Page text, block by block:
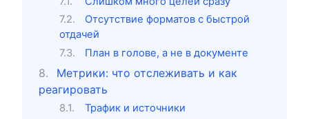
Отсутствие форматов с быстрой
отдачей
План в голове, а не в документе
Метрики: что отслеживать и как
реагировать
Трафик и источники